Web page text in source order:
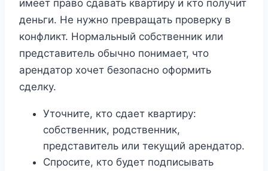
имеет право сдавать квартиру и кто получит
деньги. Не нужно превращать проверку в
конфликт. Нормальный собственник или
представитель обычно понимает, что
арендатор хочет безопасно оформить
сделку.
Уточните, кто сдает квартиру:
собственник, родственник,
представитель или текущий арендатор.
Спросите, кто будет подписывать